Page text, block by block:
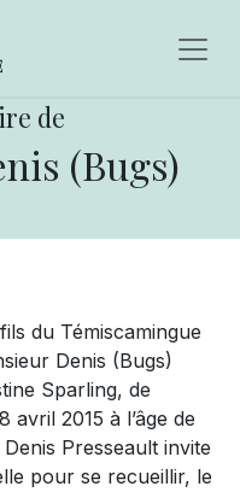
de
(Bugs)
du Témiscamingue
Denis (Bugs)
Sparling, de
avril 2015 à l’âge de
Presseault invite
pour se recueillir, le